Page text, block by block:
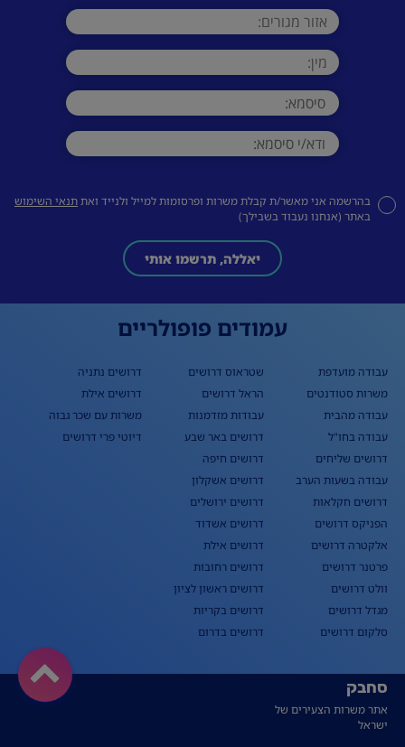
בהרשמה אני מאשר/ת קבלת משרות ופרסומות למייל ולנייד ואתתנאי השימוש
באתר (אנחנו נעבוד בשבילך)
יאללה, תרשמו אותי
עמודים פופולריים
עבודה מועדפת
משרות סטודנטים
עבודה מהבית
עבודה בחו"ל
דרושים שליחים
עבודה בשעות הערב
דרושים חקלאות
הפניקס דרושים
אלקטרה דרושים
פרטנר דרושים
וולט דרושים
מגדל דרושים
סלקום דרושים
שטראוס דרושים
הראל דרושים
עבודות מזדמנות
דרושים באר שבע
דרושים חיפה
דרושים אשקלון
דרושים ירושלים
דרושים אשדוד
דרושים אילת
דרושים רחובות
דרושים ראשון לציון
דרושים בקריות
דרושים בדרום
דרושים נתניה
דרושים אילת
משרות עם שכר גבוה
דיוטי פרי דרושים
סחבק
אתר משרות הצעירים של
ישראל